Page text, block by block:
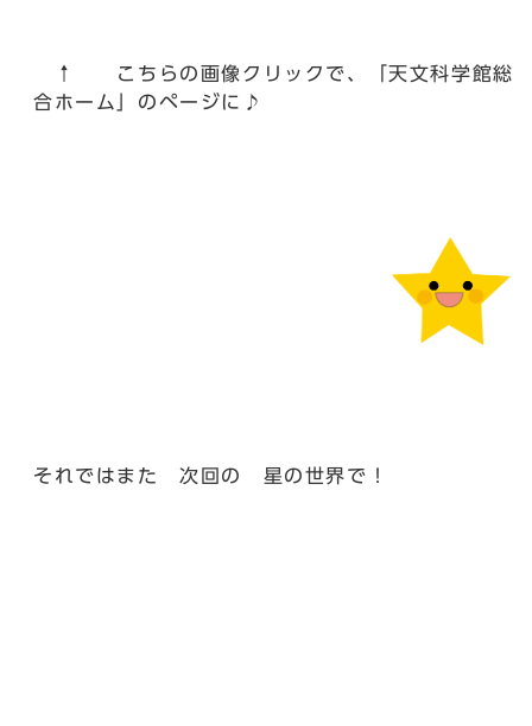
↑ こちらの画像クリックで、「天文科学館総
合ホーム」のページに♪
それではまた 次回の 星の世界で！